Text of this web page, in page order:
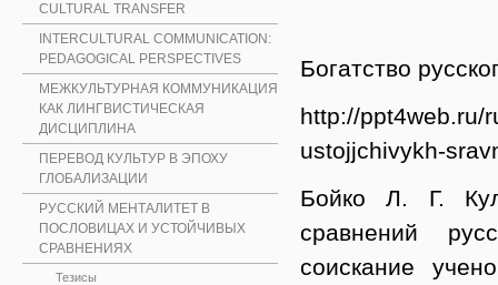
CULTURAL TRANSFER
INTERCULTURAL COMMUNICATION:
PEDAGOGICAL PERSPECTIVES
МЕЖКУЛЬТУРНАЯ КОММУНИКАЦИЯ
КАК ЛИНГВИСТИЧЕСКАЯ
ДИСЦИПЛИНА
ПЕРЕВОД КУЛЬТУР В ЭПОХУ
ГЛОБАЛИЗАЦИИ
РУССКИЙ МЕНТАЛИТЕТ В
ПОСЛОВИЦАХ И УСТОЙЧИВЫХ
СРАВНЕНИЯХ
Тезисы
Богатство
http://ppt4web.ru/
ustojjchivykh-
Бойко Л. Г.
сравнений
соискание